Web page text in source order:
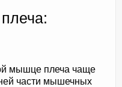
мышце плеча чаще
части мышечных